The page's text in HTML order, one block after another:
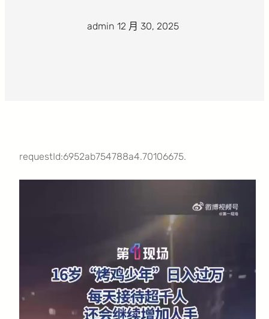
admin 12 月 30, 2025
requestId:6952ab754788a4.70106675.